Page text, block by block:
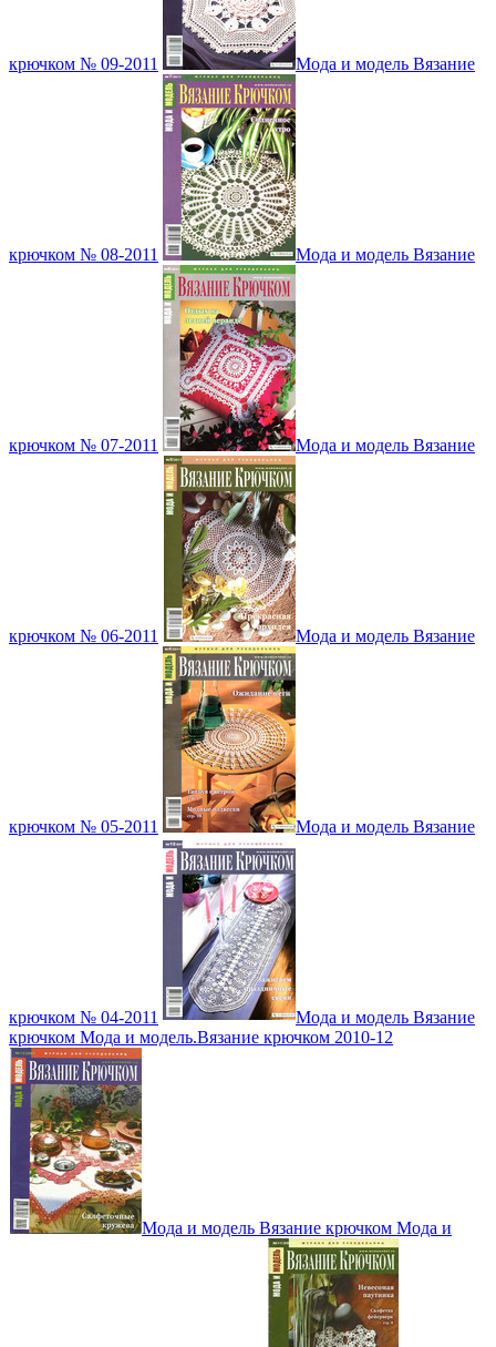
крючком № 09-2011 Мода и модель Вязание
крючком № 08-2011 Мода и модель Вязание
крючком № 07-2011 Мода и модель Вязание
крючком № 06-2011 Мода и модель Вязание
крючком № 05-2011 Мода и модель Вязание
крючком № 04-2011
Мода и модель Вязание
крючком Мода и модель.Вязание крючком 2010-12
Мода и модель Вязание крючком Мода и